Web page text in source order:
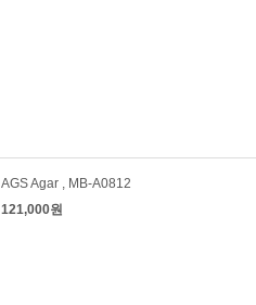
AGS Agar , MB-A0812
121,000원